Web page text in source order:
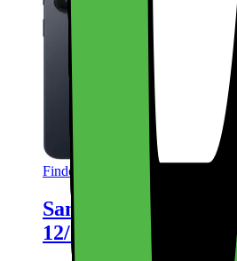
Findes i flere varianter
Samsung Galaxy
12/256GB (blåsort)